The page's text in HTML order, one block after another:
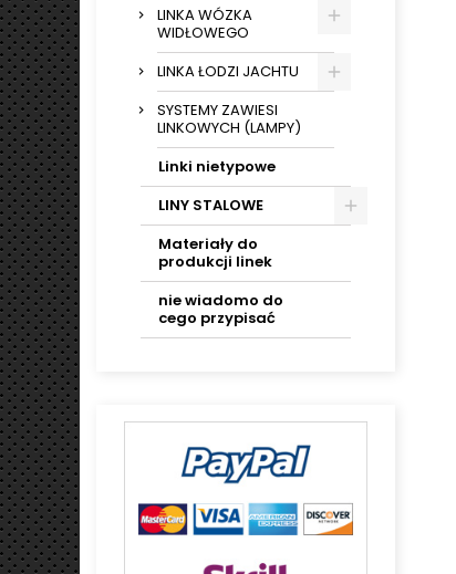
LINKA WÓZKA
WIDŁOWEGO
LINKA ŁODZI JACHTU
SYSTEMY ZAWIESI
LINKOWYCH (LAMPY)
Linki nietypowe
LINY STALOWE
Materiały do
produkcji linek
nie wiadomo do
cego przypisać